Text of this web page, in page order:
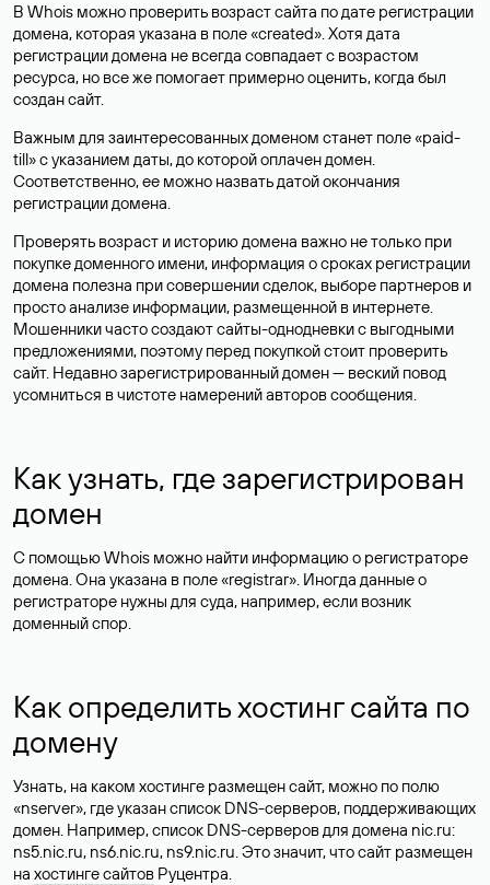
В Whois можно проверить возраст сайта по дате регистрации
домена, которая указана в поле «created». Хотя дата
регистрации домена не всегда совпадает с возрастом
ресурса, но все же помогает примерно оценить, когда был
создан сайт.
Важным для заинтересованных доменом станет поле «paid-
till» с указанием даты, до которой оплачен домен.
Соответственно, ее можно назвать датой окончания
регистрации домена.
Проверять возраст и историю домена важно не только при
покупке доменного имени, информация о сроках регистрации
домена полезна при совершении сделок, выборе партнеров и
просто анализе информации, размещенной в интернете.
Мошенники часто создают сайты-однодневки с выгодными
предложениями, поэтому перед покупкой стоит проверить
сайт. Недавно зарегистрированный домен — веский повод
усомниться в чистоте намерений авторов сообщения.
Как узнать, где зарегистрирован
домен
С помощью Whois можно найти информацию о регистраторе
домена. Она указана в поле «registrar». Иногда данные о
регистраторе нужны для суда, например, если возник
доменный спор.
Как определить хостинг сайта по
домену
Узнать, на каком хостинге размещен сайт, можно по полю
«nserver», где указан список DNS-серверов, поддерживающих
домен. Например, список DNS-серверов для домена nic.ru:
ns5.nic.ru, ns6.nic.ru, ns9.nic.ru. Это значит, что сайт размещен
на хостинге сайтов Руцентра.